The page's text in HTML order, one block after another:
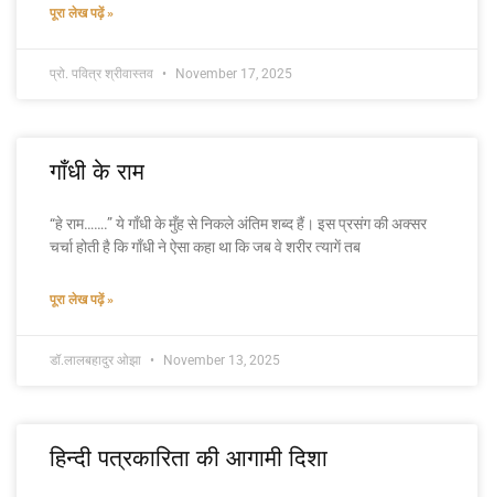
पूरा लेख पढ़ें »
प्रो. पवित्र श्रीवास्तव November 17, 2025
गाँधी के राम
“हे राम…….” ये गाँधी के मुँह से निकले अंतिम शब्द हैं। इस प्रसंग की अक्सर
चर्चा होती है कि गाँधी ने ऐसा कहा था कि जब वे शरीर त्यागें तब
पूरा लेख पढ़ें »
डॉ.लालबहादुर ओझा November 13, 2025
हिन्दी पत्रकारिता की आगामी दिशा